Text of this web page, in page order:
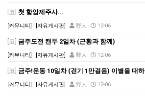
[코] 첫 항암제주사...
[커뮤니티] [자유게시판] 野人 12-06
[코] 금주도전 캔두 2일차 (근황과 함께)
[커뮤니티] [자유게시판] 野人 12-06
[코] 금주!운동 10일차 (걷기 1만걸음) 이별을 대하는 자세
[커뮤니티] [자유게시판] 野人 12-06